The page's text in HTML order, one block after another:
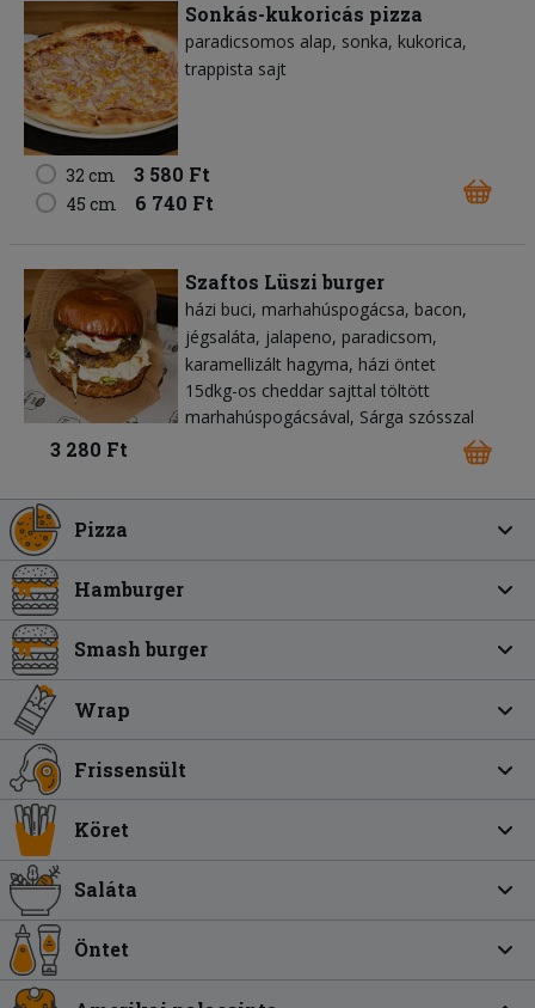
Sonkás-kukoricás pizza
paradicsomos alap sonka kukorica
trappista sajt
32 cm 3 580 Ft
45 cm 6 740 Ft
Szaftos Lüszi burger
házi buci marhahúspogácsa bacon
jégsaláta jalapeno paradicsom
karamellizált hagyma házi öntet
15dkg-os cheddar sajttal töltött
marhahúspogácsával, Sárga szósszal
3 280 Ft
Pizza
Hamburger
Smash burger
Wrap
Frissensült
Köret
Saláta
Öntet